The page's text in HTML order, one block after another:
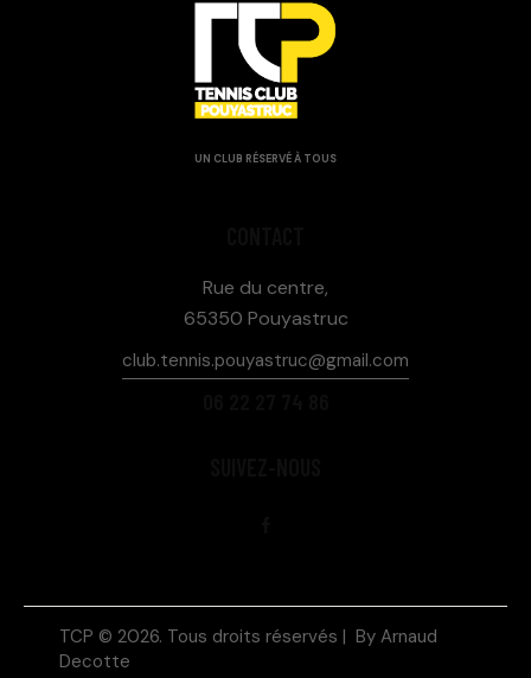
UN CLUB RÉSERVÉ À TOUS
Rue du centre,
65350 Pouyastruc
club.tennis.pouyastruc@gmail.com
TCP © 2026. Tous droits réservés | By Arnaud
Decotte